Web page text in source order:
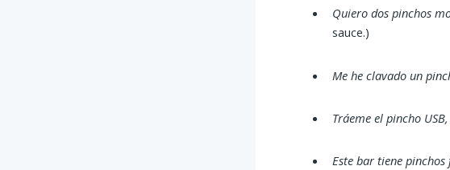
Quiero dos pinchos
sauce.)
Me he clavado un
Tráeme el pincho
Este bar tiene